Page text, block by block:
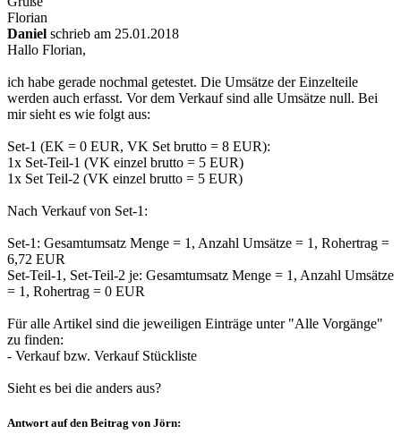
Florian
Daniel schrieb am 25.01.2018
Hallo Florian,
ich habe gerade nochmal getestet. Die Umsätze der Einzelteile
werden auch erfasst. Vor dem Verkauf sind alle Umsätze null. Bei
mir sieht es wie folgt aus:
Set-1 (EK = 0 EUR, VK Set brutto = 8 EUR):
1x Set-Teil-1 (VK einzel brutto = 5 EUR)
1x Set Teil-2 (VK einzel brutto = 5 EUR)
Nach Verkauf von Set-1:
Set-1: Gesamtumsatz Menge = 1, Anzahl Umsätze = 1, Rohertrag =
6,72 EUR
Set-Teil-1, Set-Teil-2 je: Gesamtumsatz Menge = 1, Anzahl Umsätze
= 1, Rohertrag = 0 EUR
Für alle Artikel sind die jeweiligen Einträge unter "Alle Vorgänge"
zu finden:
- Verkauf bzw. Verkauf Stückliste
Sieht es bei die anders aus?
Antwort auf den Beitrag von Jörn: